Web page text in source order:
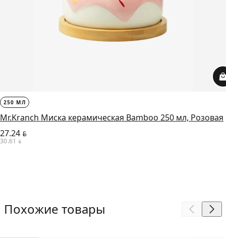
250 МЛ
Mr.Kranch Миска керамическая Bamboo 250 мл, Розовая
27.24 BYN
30.61 BYN
Похожие товары